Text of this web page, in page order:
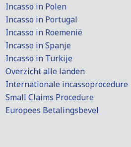
Incasso in Polen
Incasso in Portugal
Incasso in Roemenië
Incasso in Spanje
Incasso in Turkije
Overzicht alle landen
Internationale incassoprocedure
Small Claims Procedure
Europees Betalingsbevel